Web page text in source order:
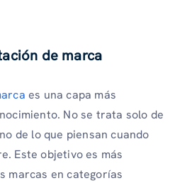
de marca
es una capa más
No se trata solo de
de lo que piensan cuando
Este objetivo es más
marcas en categorías